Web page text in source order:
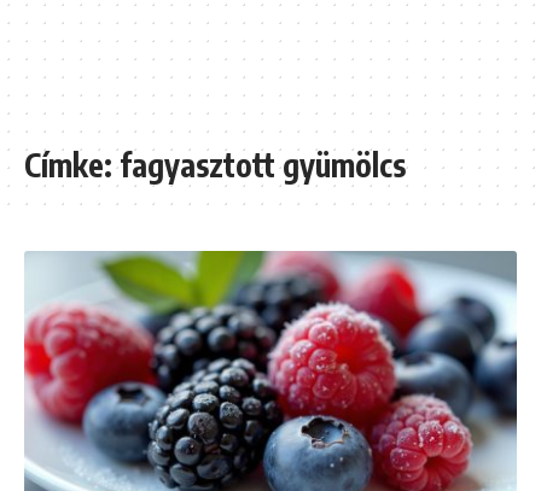
Címke:fagyasztott gyümölcs